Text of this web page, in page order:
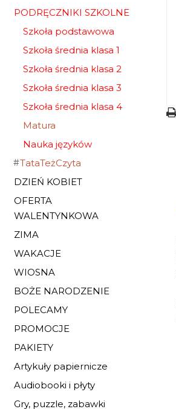
PODRĘCZNIKI SZKOLNE
Szkoła podstawowa
Szkoła średnia klasa 1
Szkoła średnia klasa 2
Szkoła średnia klasa 3
Szkoła średnia klasa 4
Matura
Nauka języków
TataTeżCzyta
DZIEŃ KOBIET
OFERTA
WALENTYNKOWA
ZIMA
WAKACJE
WIOSNA
BOŻE NARODZENIE
POLECAMY
PROMOCJE
PAKIETY
Artykuły papiernicze
Audiobooki i płyty
Gry, puzzle, zabawki